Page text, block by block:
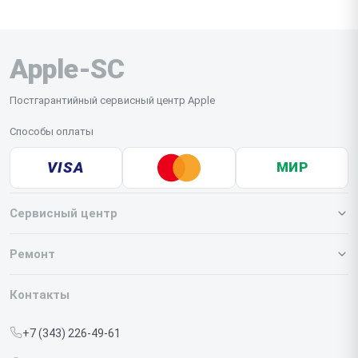
Apple-SC
Постгарантийный сервисный центр Apple
Способы оплаты
VISA МИР
Сервисный центр
О нашем сервисе
Срочный ремонт
Ремонт
Iphone
Контакты
+7 (343) 226-49-61